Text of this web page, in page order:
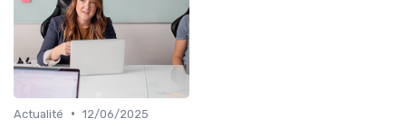
Actualité • 12/06/2025